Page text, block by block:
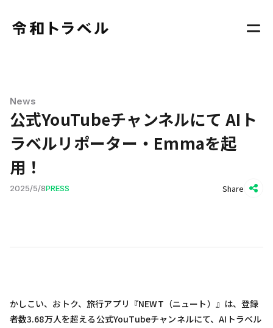
News
公式YouTubeチャンネルにて AIト
ラベルリポーター・Emmaを起
用！
2025/5/8PRESS Share
かしこい、おトク、旅行アプリ『NEWT（ニュート）』は、登録
者数3.68万人を超える公式YouTubeチャンネルにて、AIトラベル